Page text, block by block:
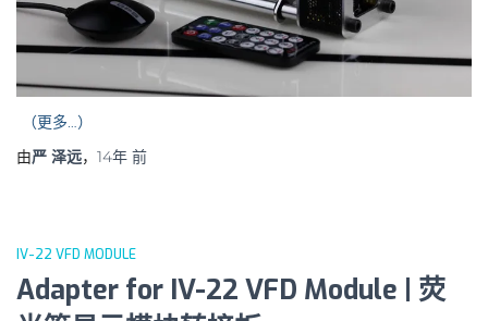
（更多…）
由严 泽远， 14年 前
IV-22 VFD MODULE
Adapter for IV-22 VFD Module | 荧